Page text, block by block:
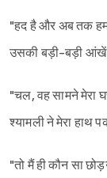
"हद है और अब तक
उसकी बड़ी-बड़ी आंखें
"चल, वह सामने मेरा
श्यामली ने मेरा हाथ
"तो मैं ही कौन सा